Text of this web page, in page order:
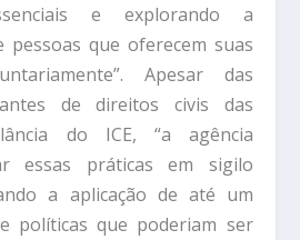
e explorando a
pessoas que oferecem suas
Apesar das
de direitos civis das
do ICE, “a agência
essas práticas em sigilo
a aplicação de até um
políticas que poderiam ser